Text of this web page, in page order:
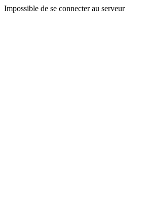
Impossible de se connecter au serveur